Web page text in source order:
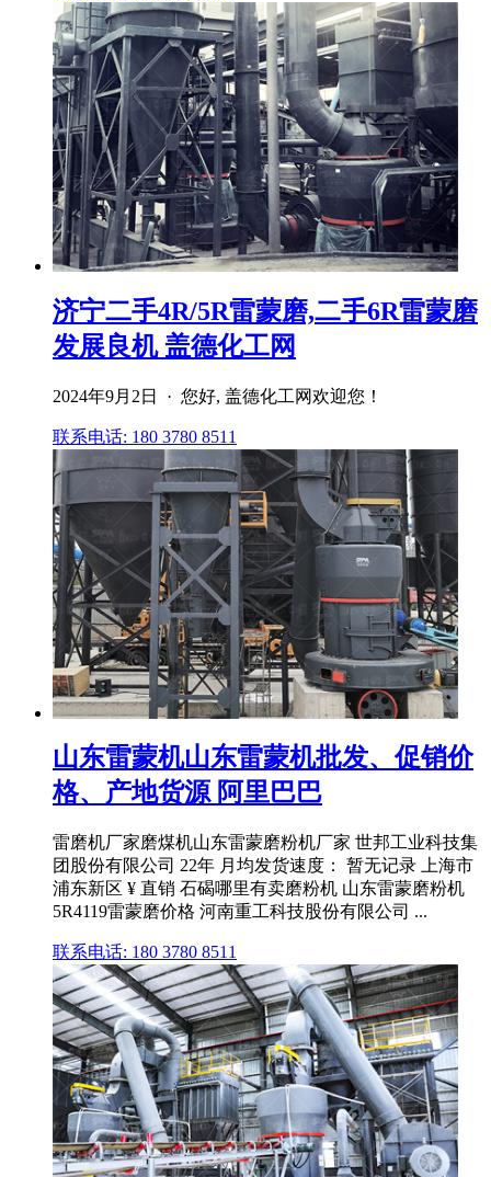
济宁二手4R/5R雷蒙磨,二手6R雷蒙磨
发展良机 盖德化工网
2024年9月2日 · 您好, 盖德化工网欢迎您！
联系电话: 180 3780 8511
山东雷蒙机山东雷蒙机批发、促销价
格、产地货源 阿里巴巴
雷磨机厂家磨煤机山东雷蒙磨粉机厂家 世邦工业科技集
团股份有限公司 22年 月均发货速度： 暂无记录 上海市
浦东新区 ¥ 直销 石碣哪里有卖磨粉机 山东雷蒙磨粉机
5R4119雷蒙磨价格 河南重工科技股份有限公司 ...
联系电话: 180 3780 8511